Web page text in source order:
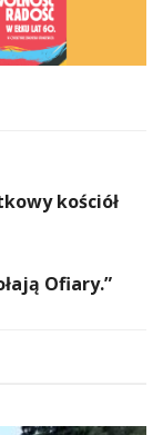
kościół
Ofiary.”